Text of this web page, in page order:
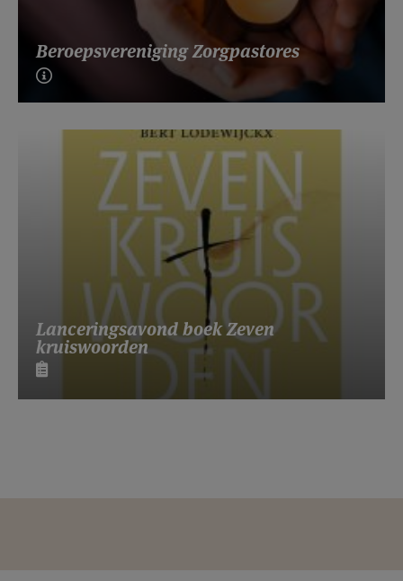
Beroepsvereniging Zorgpastores
Lanceringsavond boek Zeven
kruiswoorden